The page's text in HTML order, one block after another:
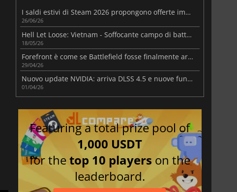
I saldi estivi di Steam 2026 propongono offerte imperdibili su migliaia di giochi
26/06/26
Hell Let Loose: Vietnam - Soffocante campo di battaglia nella giungla
18/05/26
Forefront è come se Battlefield fosse finalmente arrivato in VR
29/04/26
Nuovo update NVIDIA: arriva DLSS 4.5 e nuove funzionalità
01/04/26
Featuring a total prize pool of
1,000 USDT
for thetop 10 players on the
leaderboard.